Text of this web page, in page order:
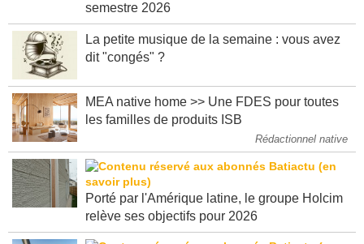
semestre 2026
La petite musique de la semaine : vous avez
dit "congés" ?
MEA native home >> Une FDES pour toutes
les familles de produits ISB
Rédactionnel native
Porté par l'Amérique latine, le groupe Holcim
relève ses objectifs pour 2026